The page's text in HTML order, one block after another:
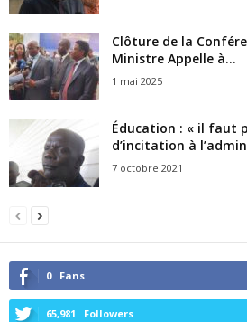
Clôture de la
Ministre Appelle à...
1 mai 2025
Éducation : « il faut
d’incitation à
7 octobre 2021
0 Fans
65,981 Followers